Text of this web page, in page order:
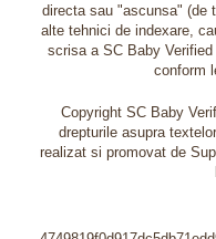
directa sau "ascunsa" (de
alte tehnici de indexare,
scrisa a SC Baby
conform
Copyright SC Baby
drepturile asupra
realizat si promovat de